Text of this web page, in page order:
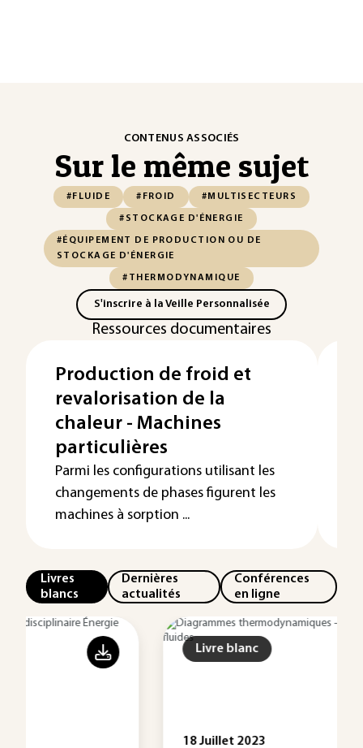
CONTENUS ASSOCIÉS
Sur le même sujet
#FLUIDE #FROID #MULTISECTEURS
#STOCKAGE D'ÉNERGIE
#ÉQUIPEMENT DE PRODUCTION OU DE
STOCKAGE D'ÉNERGIE
#THERMODYNAMIQUE
S'inscrire à la Veille Personnalisée
Ressources documentaires
Production de froid et
revalorisation de la
chaleur - Machines
particulières
Parmi les configurations utilisant les
changements de phases figurent les
machines à sorption ...
Livres
blancs
Dernières
actualités
Conférences
en ligne
Livre blanc